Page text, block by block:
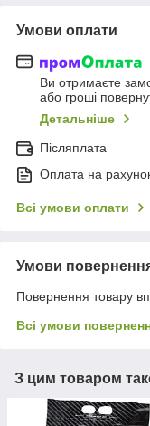
Умови оплати
Ви отримаєте
або гроші
Детальніше
Післяплата
Оплата на
Всі умови оплати
Умови
Повернення товару
Всі умови
З цим товаром